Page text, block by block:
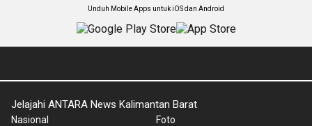
Unduh Mobile Apps untuk iOS dan Android
Jelajahi ANTARA News Kalimantan Barat
Nasional
Foto